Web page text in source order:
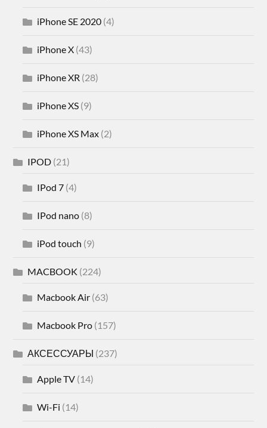
iPhone SE 2020 (4)
iPhone X (43)
iPhone XR (28)
iPhone XS (9)
iPhone XS Max (2)
IPOD (21)
IPod 7 (4)
IPod nano (8)
iPod touch (9)
MACBOOK (224)
Macbook Air (63)
Macbook Pro (157)
АКСЕССУАРЫ (237)
Apple TV (14)
Wi-Fi (14)